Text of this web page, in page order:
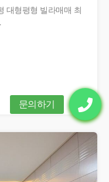
대형평형 빌라매매 최